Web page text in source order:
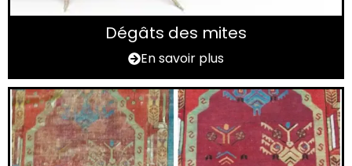
Dégâts des mites
En savoir plus